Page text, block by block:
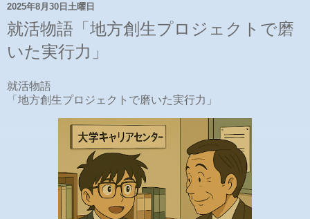
2025年8月30日土曜日
就活物語「地方創生プロジェクトで磨
いた実行力」
就活物語
「地方創生プロジェクトで磨いた実行力」